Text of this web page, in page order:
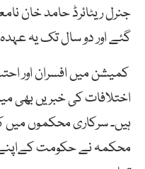
جنرل ریٹائرڈ حامد خان
گئے اور دو سال تک یہ عہدہ
کمیشن میں افسران اور
اختلافات کی خبریں بھی
ہیں۔ سرکاری محکموں میں
محکمہ نے حکومت کےاپنے